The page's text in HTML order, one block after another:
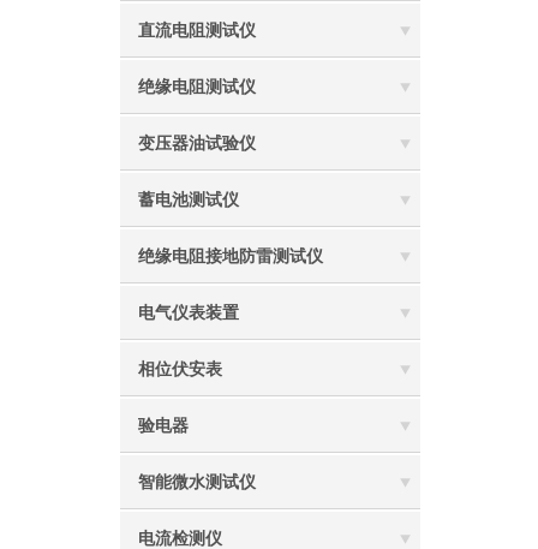
直流电阻测试仪
绝缘电阻测试仪
变压器油试验仪
蓄电池测试仪
绝缘电阻接地防雷测试仪
电气仪表装置
相位伏安表
验电器
智能微水测试仪
电流检测仪